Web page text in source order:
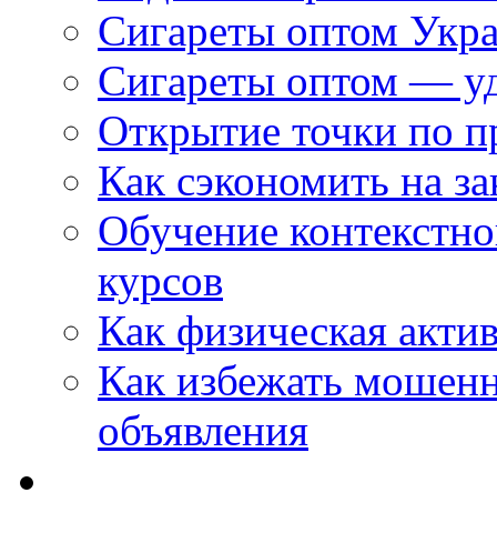
Сигареты оптом
Сигареты оптом —
Открытие точки по
Как сэкономить на
Обучение
курсов
Как физическая
Как избежать
объявления